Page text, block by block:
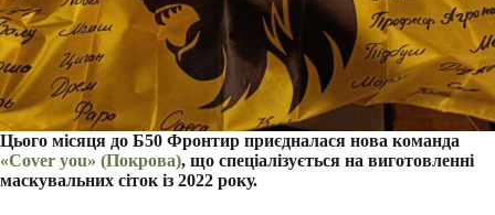
Цього місяця до Б50 Фронтир приєдналася нова команда
«Cover you» (Покрова), що спеціалізується на виготовленні
маскувальних сіток із 2022 року.